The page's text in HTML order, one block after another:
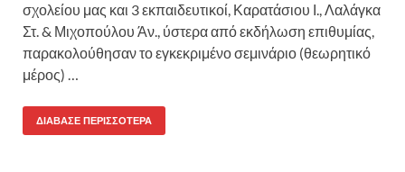
σχολείου μας και 3 εκπαιδευτικοί, Καρατάσιου Ι., Λαλάγκα
Στ. & Μιχοπούλου Άν., ύστερα από εκδήλωση επιθυμίας,
παρακολούθησαν το εγκεκριμένο σεμινάριο (θεωρητικό
μέρος) …
ΔΙΆΒΑΣΕ ΠΕΡΙΣΣΌΤΕΡΑ